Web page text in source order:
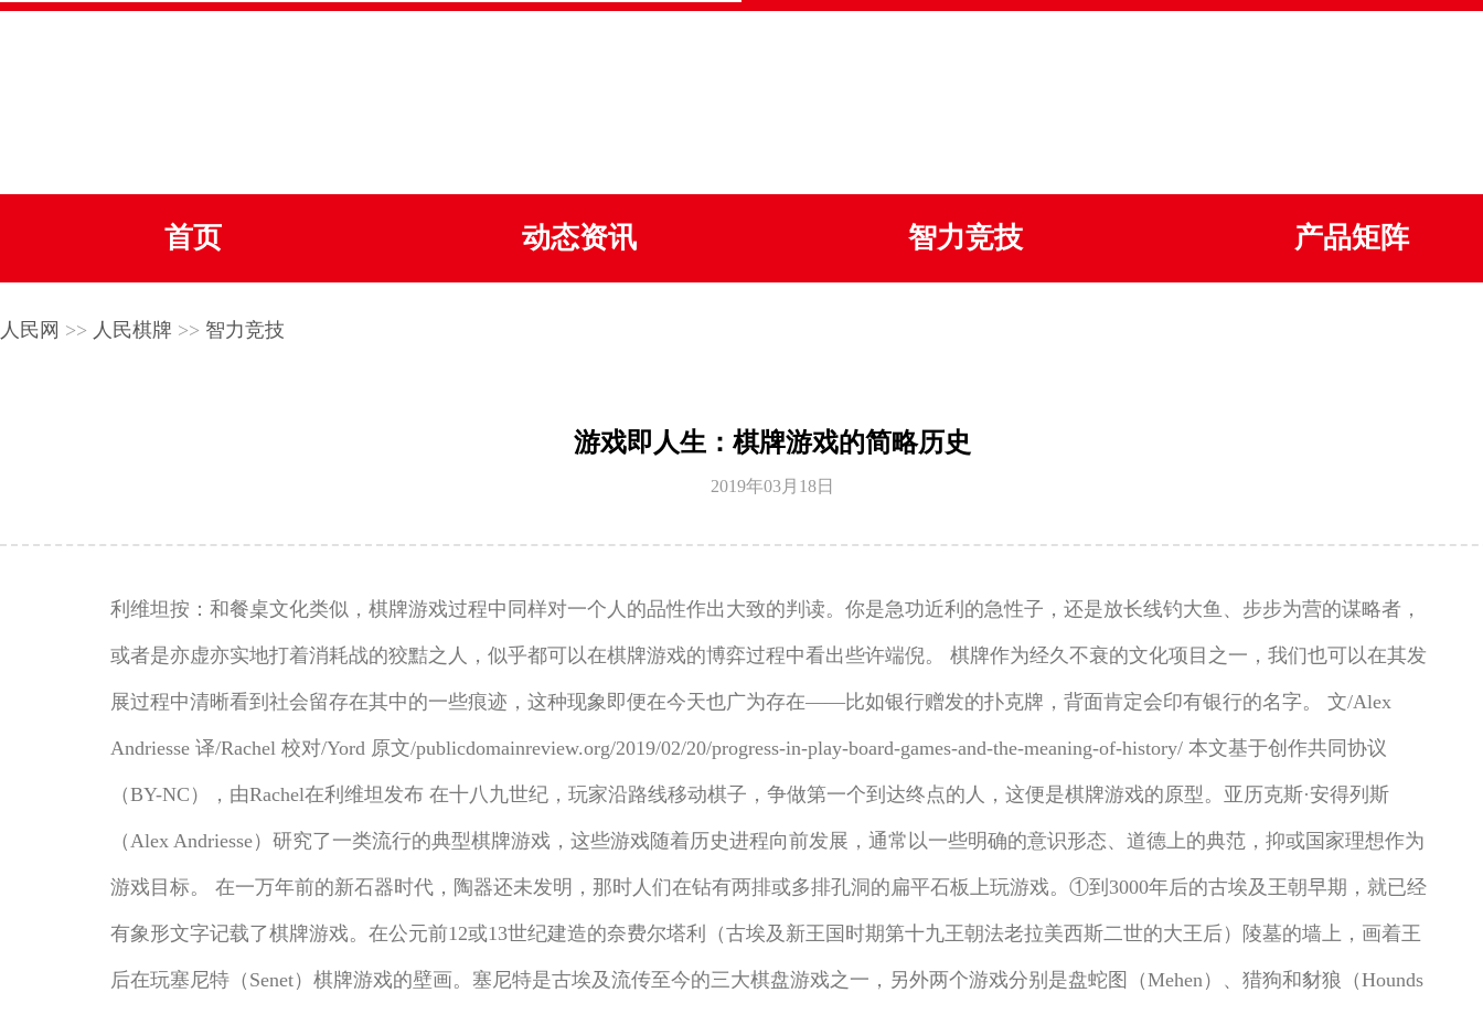
首页 动态资讯 智力竞技 产品矩阵
人民网 >> 人民棋牌 >> 智力竞技
游戏即人生：棋牌游戏的简略历史
2019年03月18日
利维坦按：和餐桌文化类似，棋牌游戏过程中同样对一个人的品性作出大致的判读。你是急功近利的急性子，还是放长线钓大鱼、步步为营的谋略者，
或者是亦虚亦实地打着消耗战的狡黠之人，似乎都可以在棋牌游戏的博弈过程中看出些许端倪。 棋牌作为经久不衰的文化项目之一，我们也可以在其发
展过程中清晰看到社会留存在其中的一些痕迹，这种现象即便在今天也广为存在——比如银行赠发的扑克牌，背面肯定会印有银行的名字。 文/Alex
Andriesse 译/Rachel 校对/Yord 原文/publicdomainreview.org/2019/02/20/progress-in-play-board-games-and-the-meaning-of-history/ 本文基于创作共同协议
（BY-NC），由Rachel在利维坦发布 在十八九世纪，玩家沿路线移动棋子，争做第一个到达终点的人，这便是棋牌游戏的原型。亚历克斯·安得列斯
（Alex Andriesse）研究了一类流行的典型棋牌游戏，这些游戏随着历史进程向前发展，通常以一些明确的意识形态、道德上的典范，抑或国家理想作为
游戏目标。 在一万年前的新石器时代，陶器还未发明，那时人们在钻有两排或多排孔洞的扁平石板上玩游戏。①到3000年后的古埃及王朝早期，就已经
有象形文字记载了棋牌游戏。在公元前12或13世纪建造的奈费尔塔利（古埃及新王国时期第十九王朝法老拉美西斯二世的大王后）陵墓的墙上，画着王
后在玩塞尼特（Senet）棋牌游戏的壁画。塞尼特是古埃及流传至今的三大棋盘游戏之一，另外两个游戏分别是盘蛇图（Mehen）、猎狗和豺狼（Hounds